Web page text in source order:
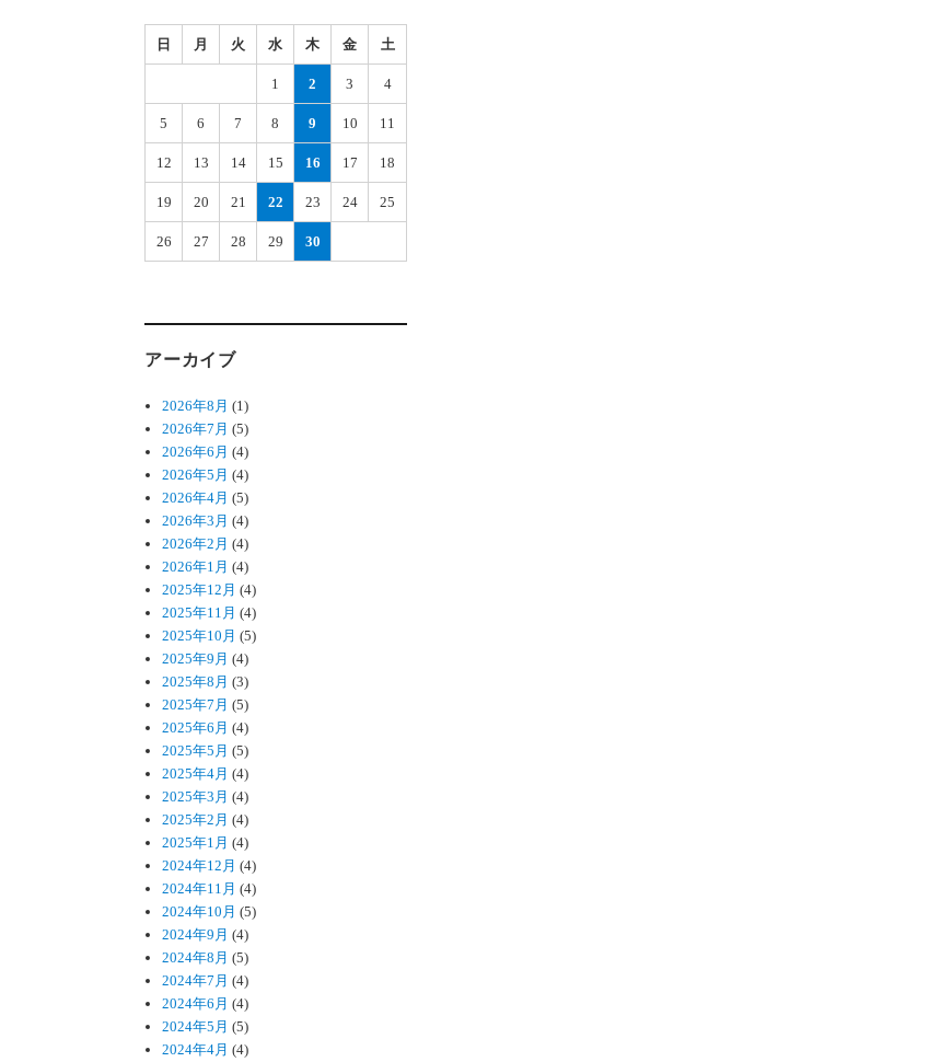
日 月 火 水 木 金 土
1 2 3 4
5 6 7 8 9 10 11
12 13 14 15 16 17 18
19 20 21 22 23 24 25
26 27 28 29 30
アーカイブ
2026年8月 (1)
2026年7月 (5)
2026年6月 (4)
2026年5月 (4)
2026年4月 (5)
2026年3月 (4)
2026年2月 (4)
2026年1月 (4)
2025年12月 (4)
2025年11月 (4)
2025年10月 (5)
2025年9月 (4)
2025年8月 (3)
2025年7月 (5)
2025年6月 (4)
2025年5月 (5)
2025年4月 (4)
2025年3月 (4)
2025年2月 (4)
2025年1月 (4)
2024年12月 (4)
2024年11月 (4)
2024年10月 (5)
2024年9月 (4)
2024年8月 (5)
2024年7月 (4)
2024年6月 (4)
2024年5月 (5)
2024年4月 (4)